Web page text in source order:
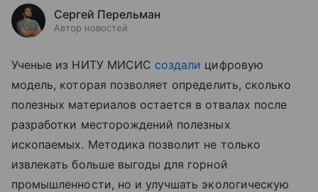
Сергей Перельман
Автор новостей
Ученые из НИТУ МИСИС создали цифровую
модель, которая позволяет определить, сколько
полезных материалов остается в отвалах после
разработки месторождений полезных
ископаемых. Методика позволит не только
извлекать больше выгоды для горной
промышленности, но и улучшать экологическую